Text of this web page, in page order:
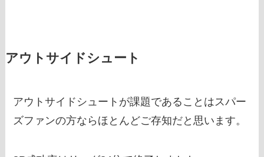
アウトサイドシュート
アウトサイドシュートが課題であることはスパー
ズファンの方ならほとんどご存知だと思います。